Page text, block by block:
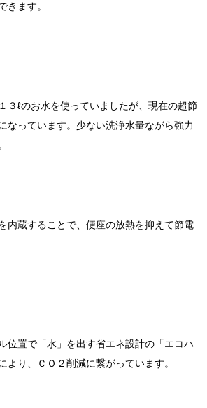
きます。
３ℓのお水を使っていましたが、現在の超節
なっています。少ない洗浄水量ながら強力
内蔵することで、便座の放熱を抑えて節電
位置で「水」を出す省エネ設計の「エコハ
より、ＣＯ２削減に繋がっています。